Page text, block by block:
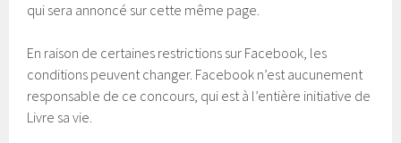
qui sera annoncé sur cette même page.
En raison de certaines restrictions sur Facebook, les
conditions peuvent changer. Facebook n’est aucunement
responsable de ce concours, qui est à l’entière initiative de
Livre sa vie.